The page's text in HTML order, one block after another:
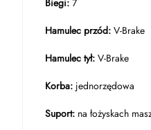
Biegi: 7
Hamulec przód: V-Brake
Hamulec tył: V-Brake
Korba: jednorzędowa
Suport: na łożyskach